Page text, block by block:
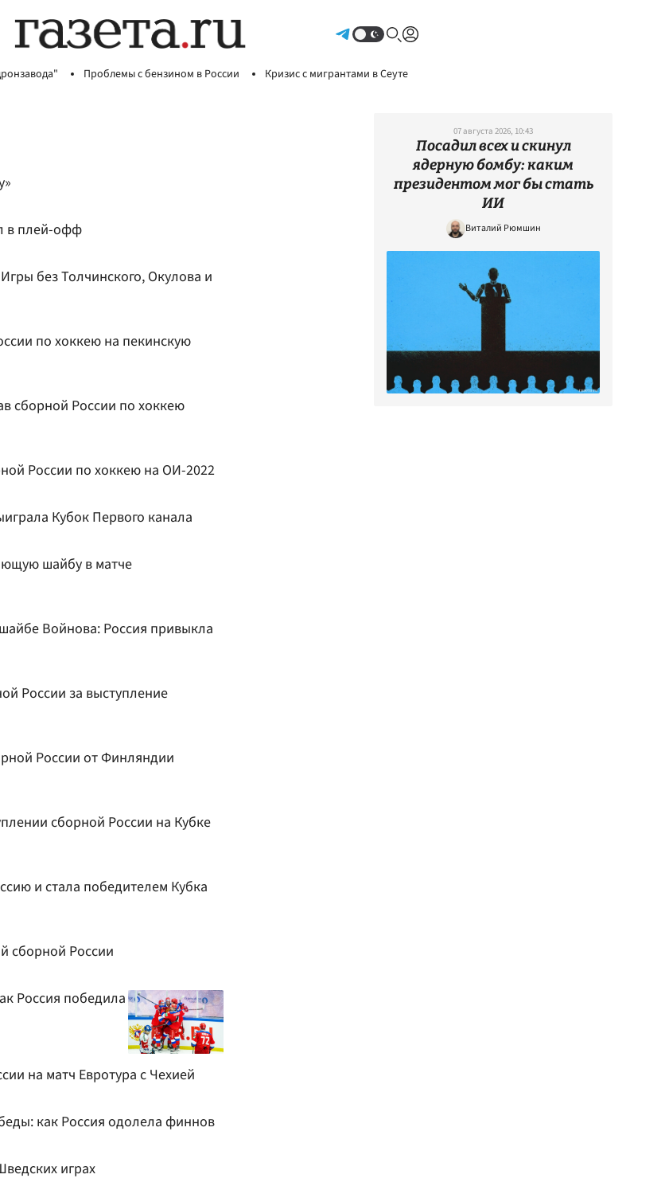
Проблемы с бензином в России Кризис с мигрантами в Сеуте
в плей-офф
без Толчинского, Окулова и
по хоккею на пекинскую
сборной России по хоккею
России по хоккею на ОИ-2022
Кубок Первого канала
шайбу в матче
Войнова: Россия привыкла
России за выступление
России от Финляндии
сборной России на Кубке
и стала победителем Кубка
сборной России
Россия победила
на матч Евротура с Чехией
как Россия одолела финнов
играх
07 августа 2026, 10:43
Посадил всех и скинул
ядерную бомбу: каким
президентом мог бы стать
ИИ
Виталий Рюмшин